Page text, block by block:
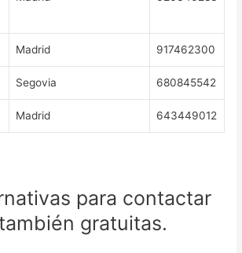
Madrid 917462300
Segovia 680845542
Madrid 643449012
para contactar
gratuitas.